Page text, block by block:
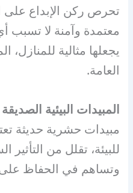
تحرص ركن الإبداع
معتمدة وآمنة لا تسبب
يجعلها مثالية للمنازل،
العامة.
المبيدات البيئية الصديقة
مبيدات حشرية حديثة
للبيئة، تقلل من التأثير
وتساهم في الحفاظ على